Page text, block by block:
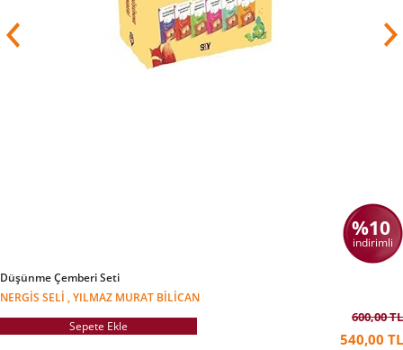
%10
indirimli
Düşünme Çemberi Seti
NERGIS SELI , YILMAZ MURAT BILICAN
Sepete Ekle
600,00 TL
540,00 TL